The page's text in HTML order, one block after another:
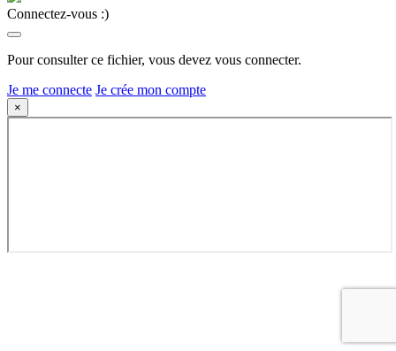
Connectez-vous :)
Pour consulter ce fichier, vous devez vous connecter.
Je me connecte Je crée mon compte
×